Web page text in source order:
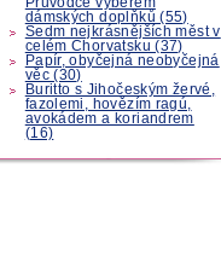
dámských doplňků (55)
Sedm nejkrásnějších měst v
celém Chorvatsku (37)
Papír, obyčejná neobyčejná
věc (30)
Buritto s Jihočeským žervé,
fazolemi, hovězím ragú,
avokádem a koriandrem
(16)